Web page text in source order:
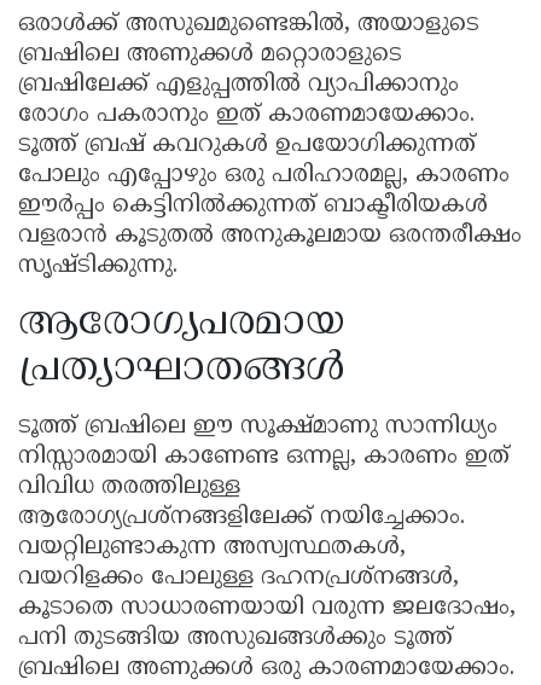
ഒരാൾക്ക് അസുഖമുണ്ടെങ്കിൽ, അയാളുടെ
ബ്രഷിലെ അണുക്കൾ മറ്റൊരാളുടെ
ബ്രഷിലേക്ക് എളുപ്പത്തിൽ വ്യാപിക്കാനും
രോഗം പകരാനും ഇത് കാരണമായേക്കാം.
ടൂത്ത് ബ്രഷ് കവറുകൾ ഉപയോഗിക്കുന്നത്
പോലും എപ്പോഴും ഒരു പരിഹാരമല്ല, കാരണം
ഈർപ്പം കെട്ടിനിൽക്കുന്നത് ബാക്ടീരിയകൾ
വളരാൻ കൂടുതൽ അനുകൂലമായ ഒരന്തരീക്ഷം
സൃഷ്ടിക്കുന്നു.
ആരോഗ്യപരമായ
പ്രത്യാഘാതങ്ങൾ
ടൂത്ത് ബ്രഷിലെ ഈ സൂക്ഷ്മാണു സാന്നിധ്യം
നിസ്സാരമായി കാണേണ്ട ഒന്നല്ല, കാരണം ഇത്
വിവിധ തരത്തിലുള്ള
ആരോഗ്യപ്രശ്നങ്ങളിലേക്ക് നയിച്ചേക്കാം.
വയറ്റിലുണ്ടാകുന്ന അസ്വസ്ഥതകൾ,
വയറിളക്കം പോലുള്ള ദഹനപ്രശ്നങ്ങൾ,
കൂടാതെ സാധാരണയായി വരുന്ന ജലദോഷം,
പനി തുടങ്ങിയ അസുഖങ്ങൾക്കും ടൂത്ത്
ബ്രഷിലെ അണുക്കൾ ഒരു കാരണമായേക്കാം.